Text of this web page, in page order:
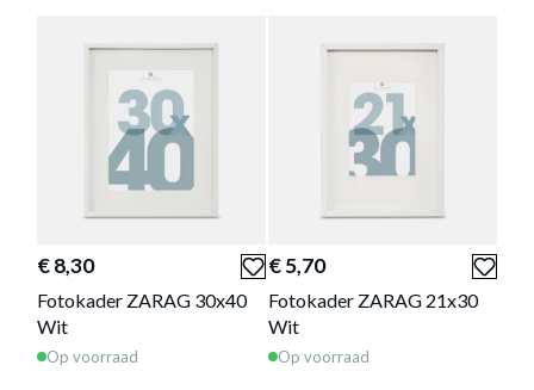
€ 8,30
Fotokader ZARAG 30x40
Wit
Op voorraad
€ 5,70
Fotokader ZARAG 21x30
Wit
Op voorraad
Fotokader ZARAG 40x50 Zwartis
toegevoegd aan je winkelmandje